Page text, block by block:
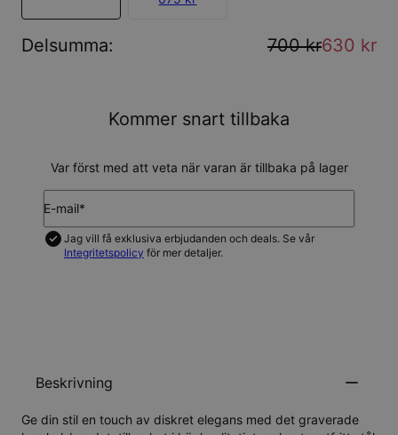
Delsumma: 700 kr630 kr
Kommer snart tillbaka
Var först med att veta när varan är tillbaka på lager
E-mail*
Jag vill få exklusiva erbjudanden och deals. Se vår
Integritetspolicy för mer detaljer.
Beskrivning
Ge din stil en touch av diskret elegans med det graverade